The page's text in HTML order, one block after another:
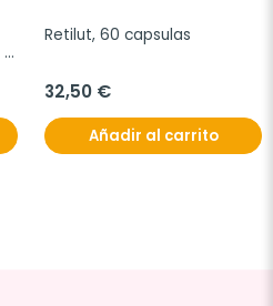
Retilut, 60 capsulas
32,50 €
Añadir al carrito